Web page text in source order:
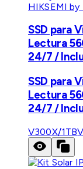
HIKSEMI
SSD para
Lectura
24/7 /
SSD para
Lectura
24/7 /
V300X/1TB